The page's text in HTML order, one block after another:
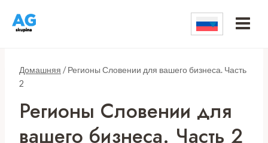
Домашняя / Регионы Словении для вашего бизнеса. Часть
2
Регионы Словении для
вашего бизнеса. Часть 2